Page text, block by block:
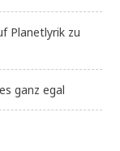
Planetlyrik zu
ganz egal